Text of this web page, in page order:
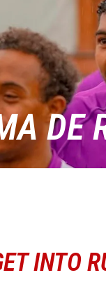
DE
INTO